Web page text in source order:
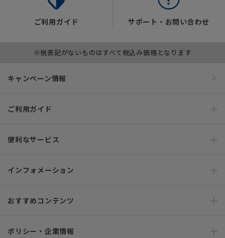
ご利用ガイド サポート・お問い合わせ
※税表記がないものはすべて税込み価格となります
キャンペーン情報
ご利用ガイド
便利なサービス
インフォメーション
おすすめコンテンツ
ポリシー・企業情報